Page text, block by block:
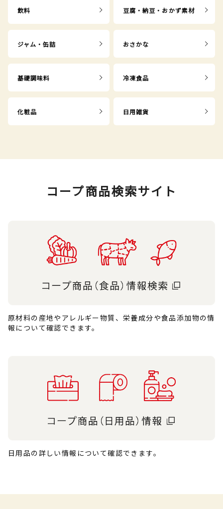
飲料 豆腐・納豆・おかず素材
ジャム・缶詰 おさかな
基礎調味料 冷凍食品
化粧品 日用雑貨
コープ商品検索サイト
原材料の産地やアレルギー物質、栄養成分や食品添加物の情
報について確認できます。
日用品の詳しい情報について確認できます。